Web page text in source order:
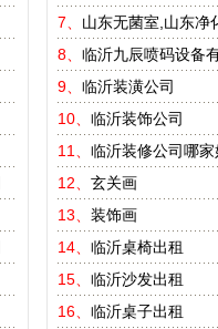
7、 山东无菌室,山东净
8、 临沂九辰喷码设备
9、 临沂装潢公司
10、 临沂装饰公司
11、 临沂装修公司哪家
12、 玄关画
13、 装饰画
14、 临沂桌椅出租
15、 临沂沙发出租
16、 临沂桌子出租